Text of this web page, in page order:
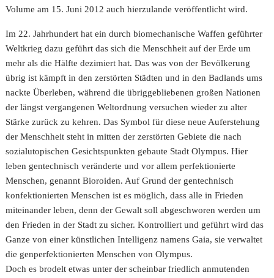
Volume am 15. Juni 2012 auch hierzulande veröffentlicht wird.
Im 22. Jahrhundert hat ein durch biomechanische Waffen geführter
Weltkrieg dazu geführt das sich die Menschheit auf der Erde um
mehr als die Hälfte dezimiert hat. Das was von der Bevölkerung
übrig ist kämpft in den zerstörten Städten und in den Badlands ums
nackte Überleben, während die übriggebliebenen großen Nationen
der längst vergangenen Weltordnung versuchen wieder zu alter
Stärke zurück zu kehren. Das Symbol für diese neue Auferstehung
der Menschheit steht in mitten der zerstörten Gebiete die nach
sozialutopischen Gesichtspunkten gebaute Stadt Olympus. Hier
leben gentechnisch veränderte und vor allem perfektionierte
Menschen, genannt Bioroiden. Auf Grund der gentechnisch
konfektionierten Menschen ist es möglich, dass alle in Frieden
miteinander leben, denn der Gewalt soll abgeschworen werden um
den Frieden in der Stadt zu sicher. Kontrolliert und geführt wird das
Ganze von einer künstlichen Intelligenz namens Gaia, sie verwaltet
die genperfektionierten Menschen von Olympus.
Doch es brodelt etwas unter der scheinbar friedlich anmutenden